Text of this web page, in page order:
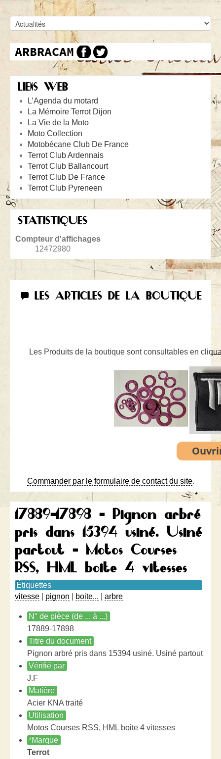
LIENS WEB
L’Agenda du motard
La Mémoire Terrot Dijon
La Vie de la Moto
Moto Collection
Motobécane Club De France
Terrot Club Ardennais
Terrot Club Ballancourt
Terrot Club De France
Terrot Club Pyreneen
STATISTIQUES
Compteur d'affichages
12472980
LES ARTICLES DE LA BOUTIQUE
Les Produits de la boutique sont consultables en
Commander par le formulaire de contact du site.
17889-17898 - Pignon arbré
pris dans 15394 usiné. Usiné
partout - Motos Courses
RSS, HML boite 4 vitesses
Étiquettes
vitesse
pignon boite... arbre
N° de pièce (de ... à ...)
17889-17898
Titre du document
Pignon arbré pris dans 15394 usiné. Usiné partout
Vérifié par
J.F
Matière
Acier KNA traité
Utilisation
Motos Courses RSS, HML boite 4 vitesses
*Marque
Terrot